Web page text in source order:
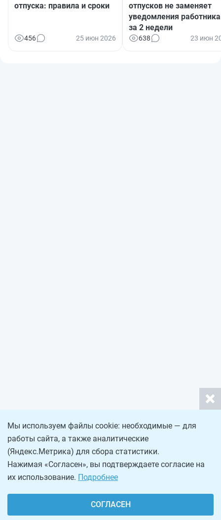
отпуска: правила и сроки
456 25 июн 2026
отпусков не заменяет
уведомления работника
за 2 недели
638 23 июн
Мы используем файлы cookie: необходимые — для
работы сайта, а также аналитические
(Яндекс.Метрика) для сбора статистики.
Нажимая «Согласен», вы подтверждаете согласие на
их использование. Подробнее
СОГЛАСЕН